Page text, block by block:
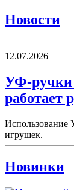
Новости
12.07.2026
УФ-ручки
работает
Использование
игрушек.
Новинки